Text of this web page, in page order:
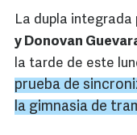
La dupla integrada
y Donovan
la tarde de este
prueba de
la gimnasia de